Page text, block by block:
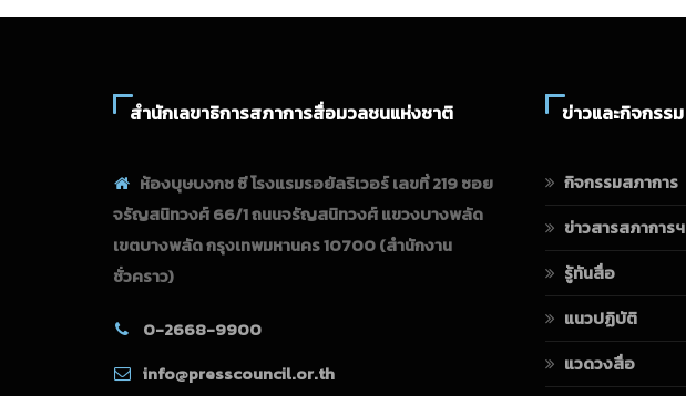
สำนักเลขาธิการสภาการสื่อมวลชนแห่งชาติ
ห้องบุษบงกช ซี โรงแรมรอยัลริเวอร์ เลขที่ 219 ซอย
จรัญสนิทวงศ์ 66/1 ถนนจรัญสนิทวงศ์ แขวงบางพลัด
เขตบางพลัด กรุงเทพมหานคร 10700(สำนักงาน
ชั่วคราว)
0-2668-9900
info@presscouncil.or.th
ข่าวและกิจกรรม
กิจกรรมสภาการ
ข่าวสารสภาการฯ
รู้ทันสื่อ
แนวปฏิบัติ
แวดวงสื่อ